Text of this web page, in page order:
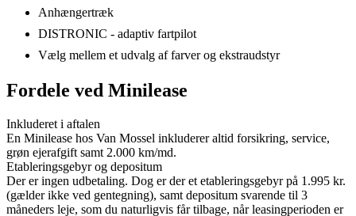
Anhængertræk
DISTRONIC - adaptiv fartpilot
Vælg mellem et udvalg af farver og ekstraudstyr
Fordele ved Minilease
Inkluderet i aftalen
En Minilease hos Van Mossel inkluderer altid forsikring, service,
grøn ejerafgift samt 2.000 km/md.
Etableringsgebyr og depositum
Der er ingen udbetaling. Dog er der et etableringsgebyr på 1.995 kr.
(gælder ikke ved gentegning), samt depositum svarende til 3
måneders leje, som du naturligvis får tilbage, når leasingperioden er